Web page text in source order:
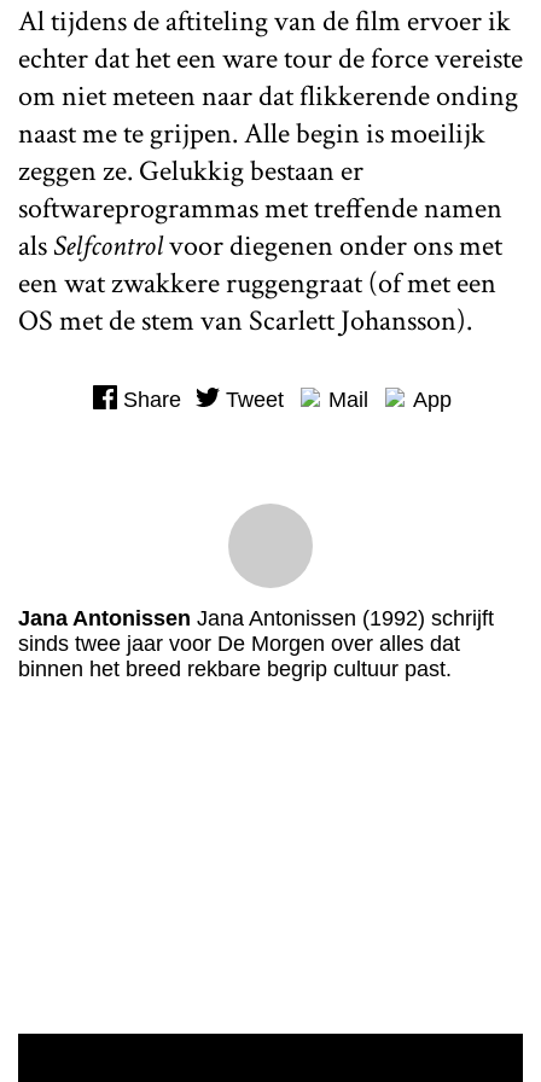
Al tijdens de aftiteling van de film ervoer ik
echter dat het een ware tour de force vereiste
om niet meteen naar dat flikkerende onding
naast me te grijpen. Alle begin is moeilijk
zeggen ze. Gelukkig bestaan er
softwareprogrammas met treffende namen
alsSelfcontrolvoor diegenen onder ons met
een wat zwakkere ruggengraat (of met een
OS met de stem van Scarlett Johansson).
Share Tweet Mail App
Jana Antonissen Jana Antonissen (1992) schrijft
sinds twee jaar voor De Morgen over alles dat
binnen het breed rekbare begrip cultuur past.